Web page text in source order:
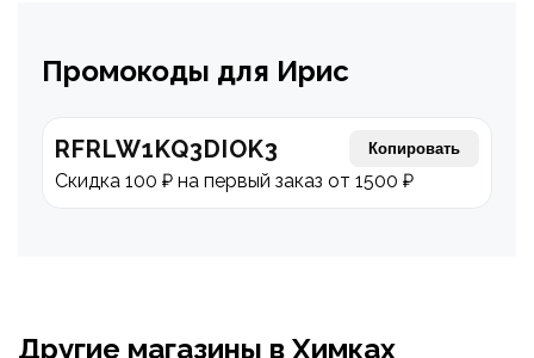
Промокоды для Ирис
RFRLW1KQ3DIOK3 Копировать
Скидка 100 ₽ на первый заказ от 1500 ₽
Другие магазины в Химках